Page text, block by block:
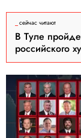
сейчас читают
В Туле
российского